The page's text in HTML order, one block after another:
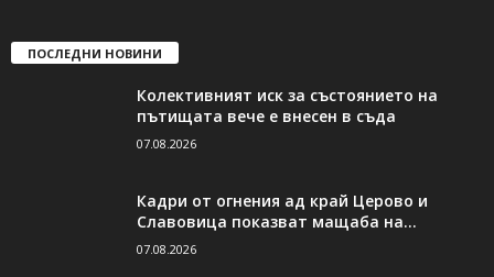
ПОСЛЕДНИ НОВИНИ
Колективният иск за състоянието на
пътищата вече е внесен в съда
07.08.2026
Кадри от огнения ад край Церово и
Славовица показват мащаба на...
07.08.2026